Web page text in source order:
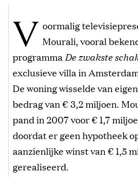
V oormalig
Mourali, vooral
programma De zwakste
exclusieve villa in
De woning wisselde van
bedrag van € 3,2 miljoen.
pand in 2007 voor € 1,7
doordat er geen hypotheek
aanzienlijke winst van € 1,5
gerealiseerd.